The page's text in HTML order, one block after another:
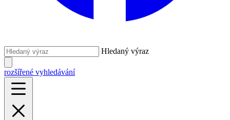
Hledaný výraz
rozšířené vyhledávání